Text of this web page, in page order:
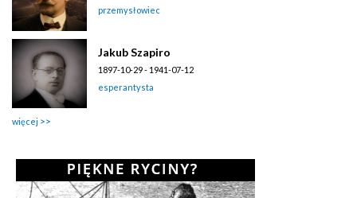
przemysłowiec
Jakub Szapiro
1897-10-29 - 1941-07-12
esperantysta
więcej